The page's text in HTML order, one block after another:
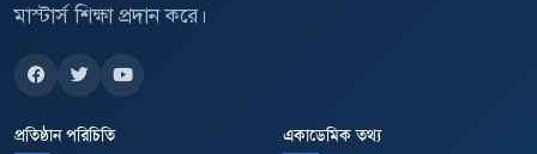
মাস্টার্স শিক্ষা প্রদান করে।
প্রতিষ্ঠান পরিচিতি একাডেমিক তথ্য